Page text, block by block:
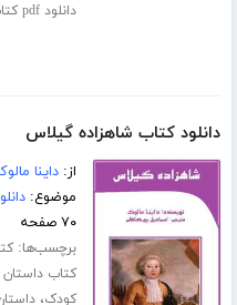
دانلود pdf کتاب داستان های کودکانه
دانلود کتاب شاهزاده گیلاس
از:داینا
موضوع:
۷۰ صفحه
برچسب‌ها:
کتاب داستان
کودک،